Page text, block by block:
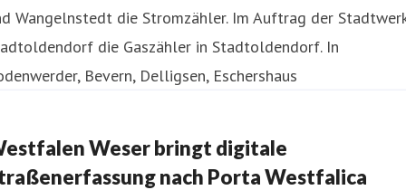
Wangelnstedt die Stromzähler. Im Auftrag der
die Gaszähler in Stadtoldendorf. In
Bevern, Delligsen, Eschershaus
Weser bringt digitale
nach Porta Westfalica